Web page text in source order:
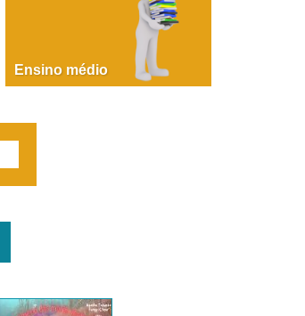
BACCIN
Aula 1 – parte 1
Ensino médio